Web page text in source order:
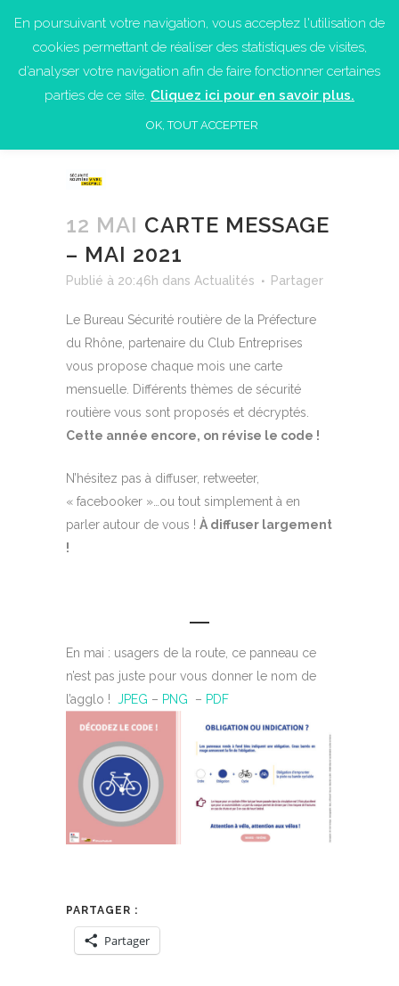
12 MAI CARTE MESSAGE
– MAI 2021
Publié à 20:46h dans Actualités Partager
Le Bureau Sécurité routière de la Préfecture
du Rhône, partenaire du Club Entreprises
vous propose chaque mois une carte
mensuelle. Différents thèmes de sécurité
routière vous sont proposés et décryptés.
Cette année encore, on révise le code !
N’hésitez pas à diffuser, retweeter,
« facebooker »…ou tout simplement à en
parler autour de vous ! À diffuser largement
!
En mai : usagers de la route, ce panneau ce
n’est pas juste pour vous donner le nom de
l’agglo ! JPEG – PNG – PDF
PARTAGER :
Partager
En poursuivant votre navigation, vous acceptez l'utilisation de
cookies permettant de réaliser des statistiques de visites,
d’analyser votre navigation afin de faire fonctionner certaines
parties de ce site. Cliquez ici pour en savoir plus.
OK, TOUT ACCEPTER